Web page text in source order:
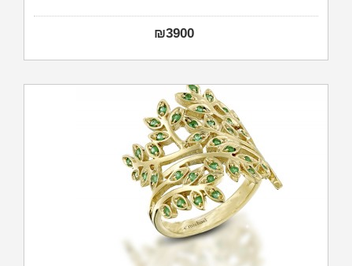
₪3900